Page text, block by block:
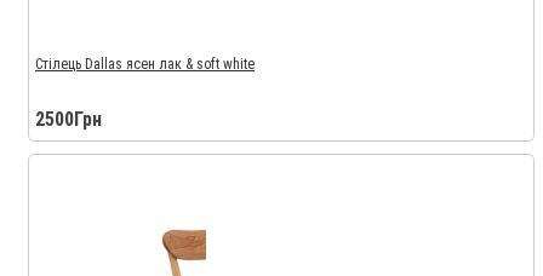
Стілець Dallas ясен лак & soft white
2500Грн